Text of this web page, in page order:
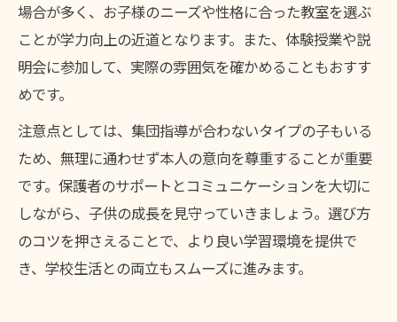
場合が多く、お子様のニーズや性格に合った教室を選ぶ
ことが学力向上の近道となります。また、体験授業や説
明会に参加して、実際の雰囲気を確かめることもおすす
めです。
注意点としては、集団指導が合わないタイプの子もいる
ため、無理に通わせず本人の意向を尊重することが重要
です。保護者のサポートとコミュニケーションを大切に
しながら、子供の成長を見守っていきましょう。選び方
のコツを押さえることで、より良い学習環境を提供で
き、学校生活との両立もスムーズに進みます。